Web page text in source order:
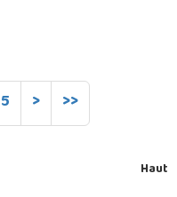
5 > >>
Haut